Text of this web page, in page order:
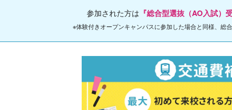
参加された方は 『総合型選抜（AO入試）
※体験付きオープンキャンパスに参加した場合と同様、総